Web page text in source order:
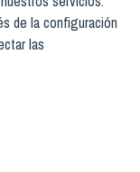
de la configuración
las